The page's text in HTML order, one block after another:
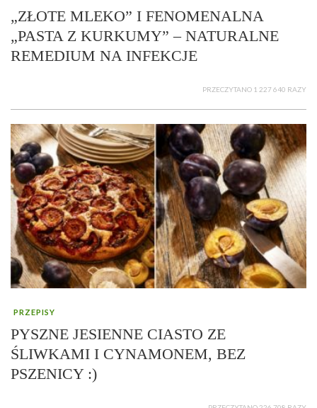
„ZŁOTE MLEKO” I FENOMENALNA
„PASTA Z KURKUMY” – NATURALNE
REMEDIUM NA INFEKCJE
PRZECZYTANO 1 227 640 RAZY
PRZEPISY
PYSZNE JESIENNE CIASTO ZE
ŚLIWKAMI I CYNAMONEM, BEZ
PSZENICY :)